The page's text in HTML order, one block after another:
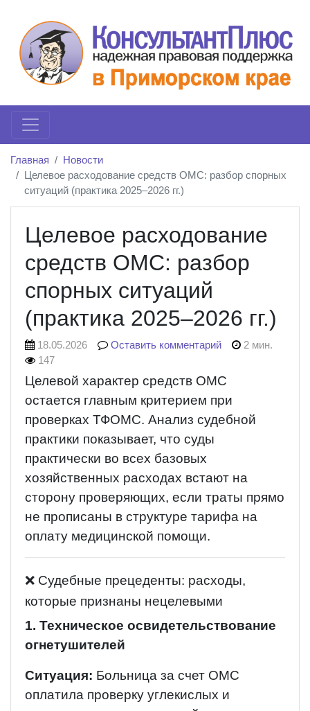
Главная
Новости
Целевое расходование средств ОМС: разбор спорных
ситуаций (практика 2025–2026 гг.)
Целевое расходование
средств ОМС: разбор
спорных ситуаций
(практика 2025–2026 гг.)
18.05.2026 Оставить комментарий
2 мин.
147
Целевой характер средств ОМС
остается главным критерием при
проверках ТФОМС. Анализ судебной
практики показывает, что суды
практически во всех базовых
хозяйственных расходах встают на
сторону проверяющих, если траты прямо
не прописаны в структуре тарифа на
оплату медицинской помощи.
❌ Судебные прецеденты: расходы,
которые признаны нецелевыми
1. Техническое освидетельствование
огнетушителей
Ситуация: Больница за счет ОМС
оплатила проверку углекислых и